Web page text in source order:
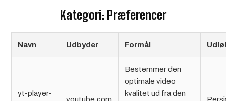
Kategori: Præferencer
Navn Udbyder Formål
yt-player-
Bestemmer den
optimale video
kvalitet ud fra den